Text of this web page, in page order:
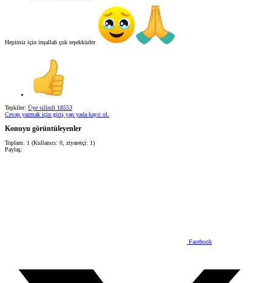
Hepimiz için inşallah çok teşekkürler
Tepkiler: Üye silindi 18553
Cevap yazmak için giriş yap yada kayıt ol.
Konuyu görüntüleyenler
Toplam: 1 (Kullanıcı: 0, ziyaretçi: 1)
Paylaş:
Facebook